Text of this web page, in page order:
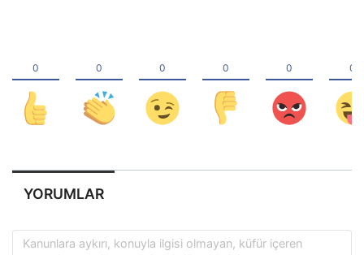
YORUMLAR